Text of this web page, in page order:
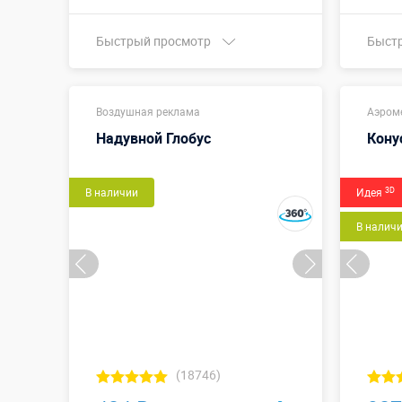
Быстрый просмотр
Воздушная реклама
Надувной Глобус
В наличии
(18746)
Идея3D
В